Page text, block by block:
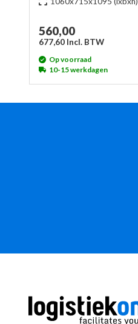
560,00
677,60 Incl. BTW
Op voorraad
10-15 werkdagen